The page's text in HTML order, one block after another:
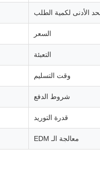
الأدنى لكمية الطلب
السعر
التعبئة
وقت التسليم
شروط الدفع
قدرة التوريد
معالجة الـ EDM